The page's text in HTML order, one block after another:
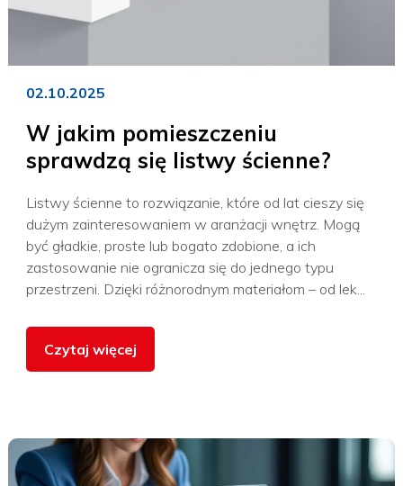
02.10.2025
W jakim pomieszczeniu
sprawdzą się listwy ścienne?
Listwy ścienne to rozwiązanie, które od lat cieszy się
dużym zainteresowaniem w aranżacji wnętrz. Mogą
być gładkie, proste lub bogato zdobione, a ich
zastosowanie nie ogranicza się do jednego typu
przestrzeni. Dzięki różnorodnym materiałom – od lek...
Czytaj więcej